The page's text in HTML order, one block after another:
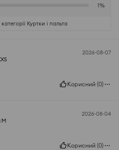
1%
категорії Куртки і пальта
2026-08-07
Корисний (0)
2026-08-04
:M
Корисний (0)